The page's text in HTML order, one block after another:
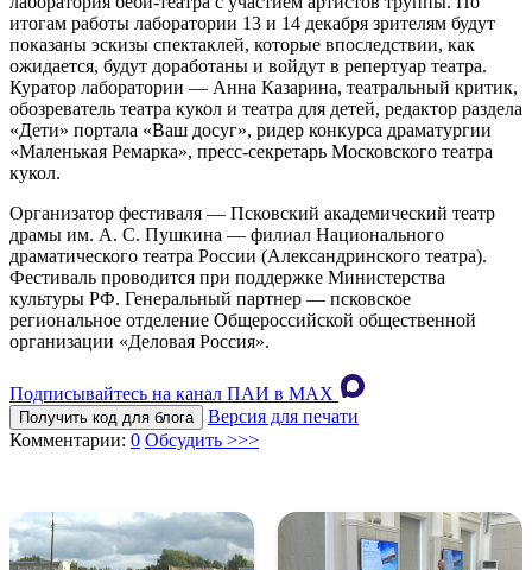
итогам работы лаборатории 13 и 14 декабря зрителям будут
показаны эскизы спектаклей, которые впоследствии, как
ожидается, будут доработаны и войдут в репертуар театра.
Куратор лаборатории — Анна Казарина, театральный критик,
обозреватель театра кукол и театра для детей, редактор раздела
«Дети» портала «Ваш досуг», ридер конкурса драматургии
«Маленькая Ремарка», пресс-секретарь Московского театра
кукол.
Организатор фестиваля — Псковский академический театр
драмы им. А. С. Пушкина — филиал Национального
драматического театра России (Александринского театра).
Фестиваль проводится при поддержке Министерства
культуры РФ. Генеральный партнер — псковское
региональное отделение Общероссийской общественной
организации «Деловая Россия».
Подписывайтесь на канал ПАИ в MAХ
Получить код для блога
Версия для печати
Комментарии: 0 Обсудить >>>